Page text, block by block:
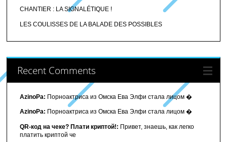
CHANTIER : LA SIGNALÉTIQUE !
LES COULISSES DE LA BALADE DES POSSIBLES
Recent Comments
AzinoPa: Порноактриса из Омска Ева Элфи стала лицом �
AzinoPa: Порноактриса из Омска Ева Элфи стала лицом �
QR-код на чеке? Плати криптой!: Привет, знаешь, как легко
платить криптой че